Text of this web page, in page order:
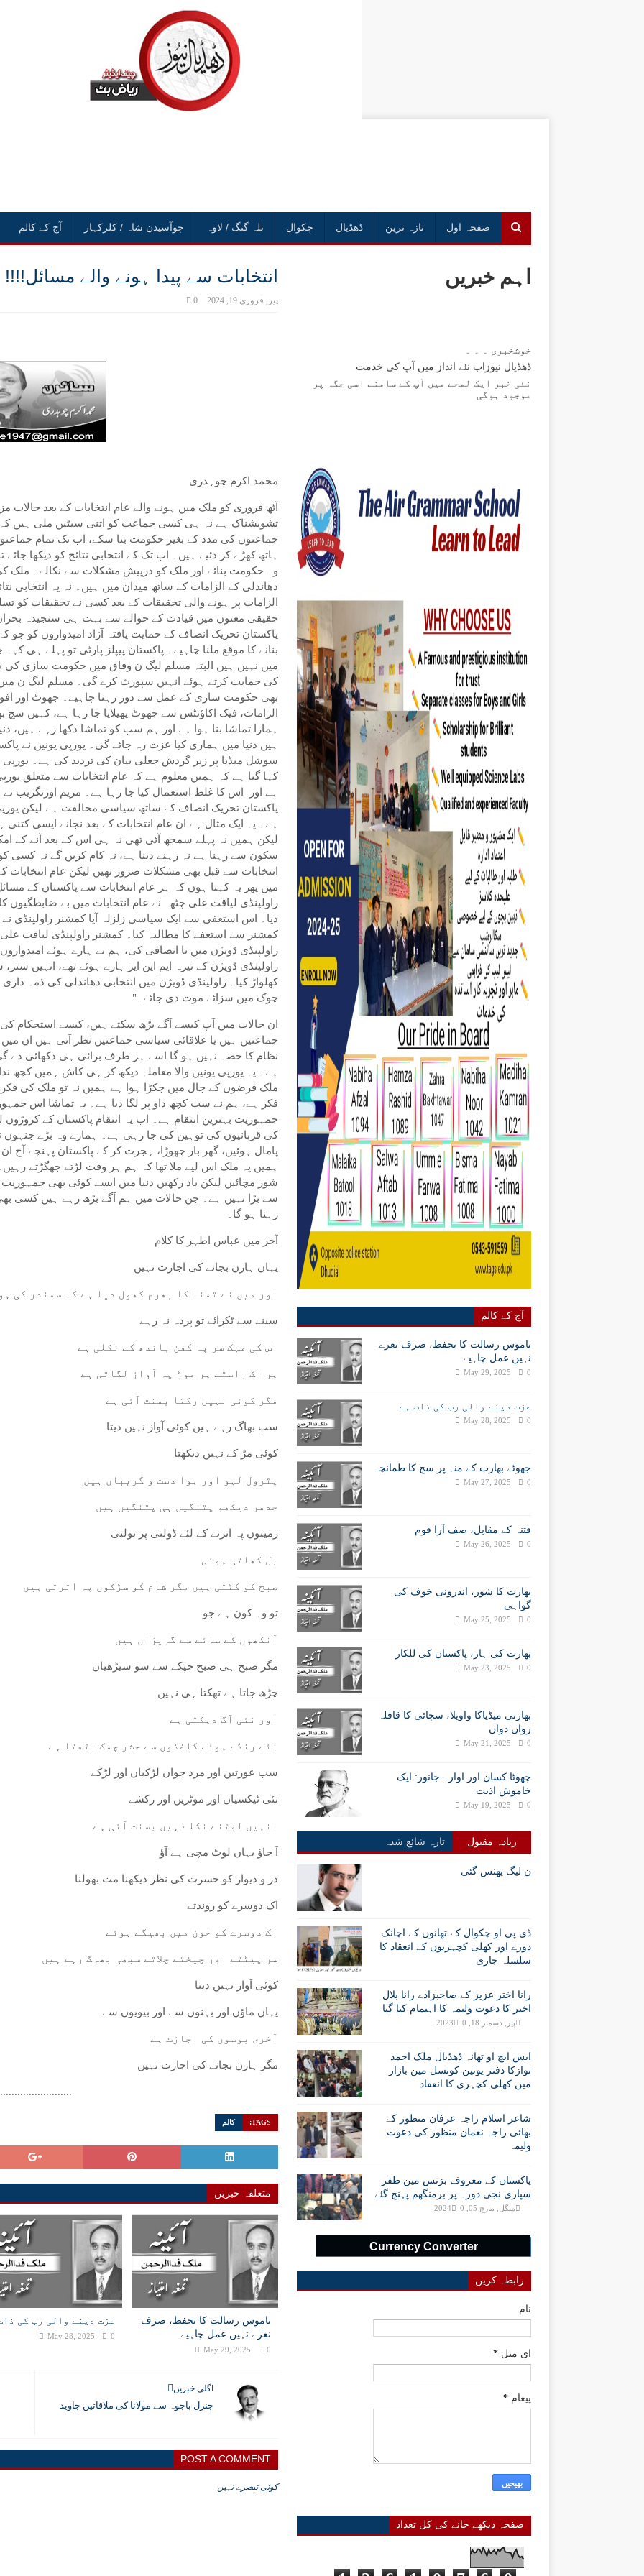
صفحہ اول تازہ ترین ڈھڈیال چکوال تلہ گنگ / لاوہ چوآسیدن شاہ / کلرکہار آج کے کالم
انتخابات سے پیدا ہونے والے مسائل!!!!
پیر, فروری 19, 2024 0
محمد اکرم چوہدری
آٹھ فروری کو ملک میں ہونے والے عام انتخابات کے بعد
تشویشناک ہے نہ ہی کسی جماعت کو اتنی سیٹیں ملی ہیں
جماعتوں کی مدد کے بغیر حکومت بنا سکے، اب تک تمام
ہاتھ کھڑے کر دئیے ہیں۔ اب تک کے انتخابی نتائج کو دیکھا
وہ حکومت بنائے اور ملک کو درپیش مشکلات سے نکالے۔ ملک
دھاندلی کے الزامات کے ساتھ میدان میں ہیں۔ نہ یہ انتخابی
الزامات پر ہونے والی تحقیقات کے بعد کسی نے تحقیقات کو
حقیقی معنوں میں قیادت کے حوالے سے بہت ہی سنجیدہ بحران
پاکستان تحریک انصاف کے حمایت یافتہ آزاد امیدواروں کو
بنانے کا موقع ملنا چاہیے۔ پاکستان پیپلز پارٹی تو پہلے
میں نہیں ہیں البتہ مسلم لیگ ن وفاق میں حکومت سازی کی
کی حمایت کرتے ہوئے انہیں سپورٹ کرے گی۔ مسلم لیگ ن
بھی حکومت سازی کے عمل سے دور رہنا چاہیے۔ جھوٹ اور
الزامات، فیک اکاؤنٹس سے جھوٹ پھیلایا جا رہا ہے، کہیں سچ
ہمارا تماشا بنا ہوا ہے اور ہم سب کو تماشا دکھا رہے
سوشل میڈیا پر زیر گردش جعلی بیان کی تردید کی ہے۔
کہا گیا ہے کہ ہمیں معلوم ہے کہ عام انتخابات سے متعلق
ہے اور اس کا غلط استعمال کیا جا رہا ہے۔ مریم اورنگزیب
پاکستان تحریک انصاف کے ساتھ سیاسی مخالفت ہے لیکن
ہے۔ یہ ایک مثال ہے ان عام انتخابات کے بعد نجانے ایسی
لیکن ہمیں نہ پہلے سمجھ آئی تھی نہ ہی اس کے بعد آنے کے
سکون سے رہنا ہے نہ رہنے دینا ہے، نہ کام کریں گے نہ کسی
انتخابات سے قبل بھی مشکلات ضرور تھیں لیکن عام انتخابات
میں پھر یہ کہتا ہوں کہ ہر عام انتخابات سے پاکستان کے
راولپنڈی لیاقت علی چٹھہ نے عام انتخابات میں بے ضابطگیوں
دیا۔ اس استعفی سے ایک سیاسی زلزلہ آیا کمشنر
کمشنر سے استعفے کا مطالبہ کیا۔ کمشنر راولپنڈی لیاقت
راولپنڈی ڈویژن کے تیرہ ایم این ایز ہارے ہوئے تھے، انہیں
کھلواڑ کیا۔ راولپنڈی ڈویژن میں انتخابی دھاندلی کی ذمہ
چوک میں سزائے موت دی جائے۔"
ان حالات میں آپ کیسے آگے بڑھ سکتے ہیں، کیسے استحکام
جماعتیں ہیں یا علاقائی سیاسی جماعتیں نظر آتی ہیں ان
نظام کا حصہ نہیں ہو گا اسے ہر طرف برائی ہی دکھائی دے
ہے۔ یہ یورپی یونین والا معاملہ دیکھ کر ہی کاش ہمیں کچھ
ملک قرضوں کے جال میں جکڑا ہوا ہے ہمیں نہ تو ملک کی
فکر ہے، ہم نے سب کچھ داو پر لگا دیا ہے۔ یہ تماشا اس
جمہوریت بہترین انتقام ہے۔ اب یہ انتقام پاکستان کے
کی قربانیوں کی توہین کی جا رہی ہے۔ ہمارے وہ بڑے جنہوں نے
پامال ہوئیں، گھر بار چھوڑا، ہجرت کر کے پاکستان پہنچے آج
ہمیں یہ ملک اس لیے ملا تھا کہ ہم ہر وقت لڑتے جھگڑتے
شور مچائیں لیکن یاد رکھیں دنیا میں ایسے کوئی بھی
سے بڑا نہیں ہے۔ جن حالات میں ہم آگے بڑھ رہے ہیں کسی
رہنا ہو گا۔
آخر میں عباس اطہر کا کلام
یہاں ہارن بجانے کی اجازت نہیں
اور میں نے تمنا کا بھرم کھول دیا ہے کہ سمندر کی
سینے سے ٹکرائے تو پردہ نہ رہے
اس کی مہک سر پہ کفن باندھ کے نکلی ہے
ہر اک راستے ہر موڑ پہ آواز لگاتی ہے
مگر کوئی نہیں رکتا بسنت آئی ہے
سب بھاگ رہے ہیں کوئی آواز نہیں دیتا
کوئی مڑ کے نہیں دیکھتا
پٹرول لہو اور ہوا دست و گریباں ہیں
جدھر دیکھو پتنگیں ہی پتنگیں ہیں
زمینوں پہ اترنے کے لئے ڈولتی پر تولتی
بل کھاتی ہوئی
صبح کو کٹتی ہیں مگر شام کو سڑکوں پہ اترتی ہیں
تو وہ کون ہے جو
آنکھوں کے سائے سے گریزاں ہیں
مگر صبح ہی صبح چپکے سے سو سیڑھیاں
چڑھ جاتا ہے تھکتا ہی نہیں
اور نئی آگ دہکتی ہے
نئے رنگے ہوئے کاغذوں سے حشر چمک اٹھتا ہے
سب عورتیں اور مرد جواں لڑکیاں اور لڑکے
نئی ٹیکسیاں اور موٹریں اور رکشے
انہیں لوٹنے نکلے ہیں بسنت آئی ہے
آ جاؤ یہاں لوٹ مچی ہے آؤ
در و دیوار کو حسرت کی نظر دیکھنا مت بھولنا
اک دوسرے کو روندتے
اک دوسرے کو خون میں بھیگے ہوئے
سر پیٹتے اور چیختے چلاتے سبھی بھاگ رہے ہیں
کوئی آواز نہیں دیتا
یہاں ماؤں اور بہنوں سے اور بیویوں سے
آخری بوسوں کی اجازت ہے
مگر ہارن بجانے کی اجازت نہیں
TAGS: کالم
متعلقہ خبریں
ناموس رسالت کا تحفظ، صرف
نعرے نہیں عمل چاہیے
May 29, 2025 0
عزت دینے والی رب کی
May 28, 2025 0
اگلی خبریں
جنرل باجوہ سے مولانا کی ملاقاتیں جاوید
POST A COMMENT
کوئی تبصرے نہیں
اہم خبریں
ڈھڈیال نیوزاب نئے انداز میں آپ کی خدمت
نئی خبر ایک لمحے میں آپ کے سامنے اسی جگہ پر
آج کے کالم
ناموس رسالت کا تحفظ، صرف نعرے
نہیں عمل چاہیے
May 29, 2025 0
عزت دینے والی رب کی ذات ہے
May 28, 2025 0
جھوٹے بھارت کے منہ پر سچ کا طمانچہ
May 27, 2025 0
فتنہ کے مقابل، صف آرا قوم
May 26, 2025 0
بھارت کا شور، اندرونی خوف کی
گواہی
May 25, 2025 0
بھارت کی ہار، پاکستان کی للکار
May 23, 2025 0
بھارتی میڈیاکا واویلا، سچائی کا قافلہ
رواں دواں
May 21, 2025 0
چھوٹا کسان اور اوارہ جانور: ایک
خاموش اذیت
May 19, 2025 0
زیادہ مقبول تازہ شائع شدہ
ن لیگ پھنس گئی
ڈی پی او چکوال کے تھانوں کے اچانک
دورے اور کھلی کچہریوں کے انعقاد کا
سلسلہ جاری
رانا اختر عزیز کے صاحبزادے رانا بلال
اختر کا دعوت ولیمہ کا اہتمام کیا گیا
پیر, دسمبر 18, 2023 0
ایس ایچ او تھانہ ڈھڈیال ملک احمد
نوازکا دفتر یونین کونسل مین بازار
میں کھلی کچہری کا انعقاد
شاعر اسلام راجہ عرفان منظور کے
بھائی راجہ نعمان منظور کی دعوت
ولیمہ
پاکستان کے معروف بزنس مین ظفر
سپاری نجی دورہ پر برمنگھم پہنچ گئے
منگل, مارچ 05, 2024 0
Currency Converter
رابطہ کریں
نام
ای میل *
پیغام *
صفحہ دیکھے جانے کی کل تعداد